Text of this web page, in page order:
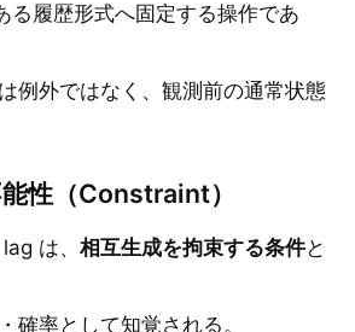
る履歴形式へ固定する操作であ
例外ではなく、観測前の通常状態
性（Constraint）
は、 相互生成を拘束する条件と
確率として知覚される。